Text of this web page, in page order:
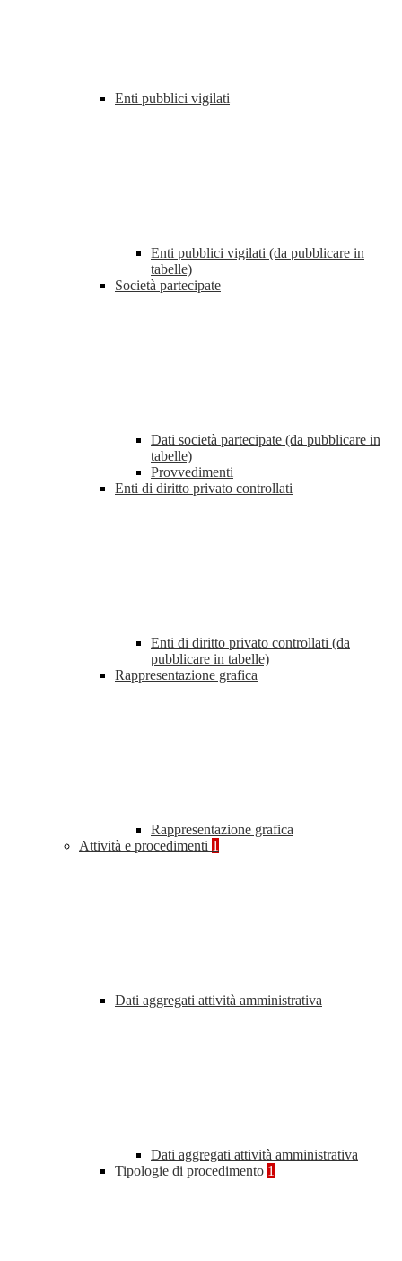
Enti pubblici vigilati
Enti pubblici vigilati (da pubblicare in
tabelle)
Società partecipate
Dati società partecipate (da pubblicare in
tabelle)
Provvedimenti
Enti di diritto privato controllati
Enti di diritto privato controllati (da
pubblicare in tabelle)
Rappresentazione grafica
Rappresentazione grafica
Attività e procedimenti 1
Dati aggregati attività amministrativa
Dati aggregati attività amministrativa
Tipologie di procedimento 1